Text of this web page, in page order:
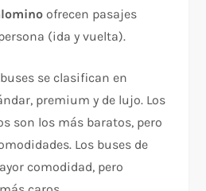
ofrecen pasajes
(ida y vuelta).
se clasifican en
premium y de lujo. Los
son los más baratos, pero
Los buses de
comodidad, pero